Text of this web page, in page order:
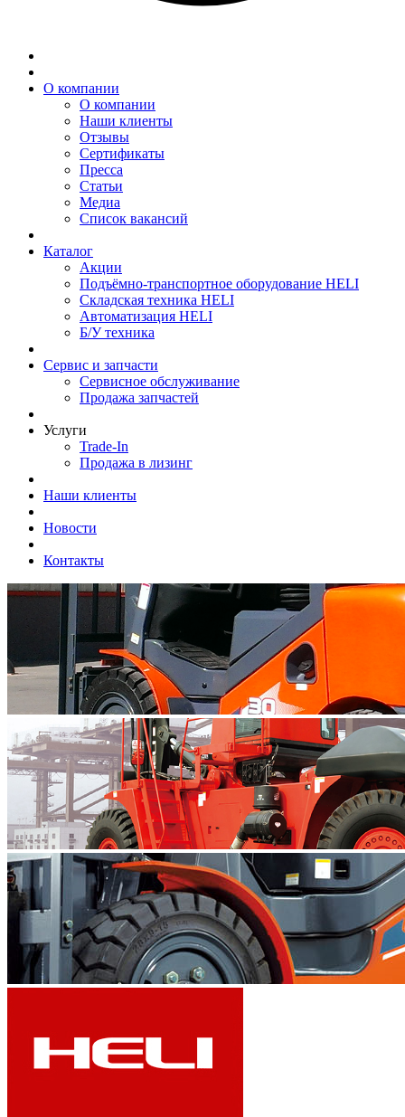
О компании
О компании
Наши клиенты
Отзывы
Сертификаты
Пресса
Статьи
Медиа
Список вакансий
Каталог
Акции
Подъёмно-транспортное оборудование HELI
Складская техника HELI
Автоматизация HELI
Б/У техника
Сервис и запчасти
Сервисное обслуживание
Продажа запчастей
Услуги
Trade-In
Продажа в лизинг
Наши клиенты
Новости
Контакты